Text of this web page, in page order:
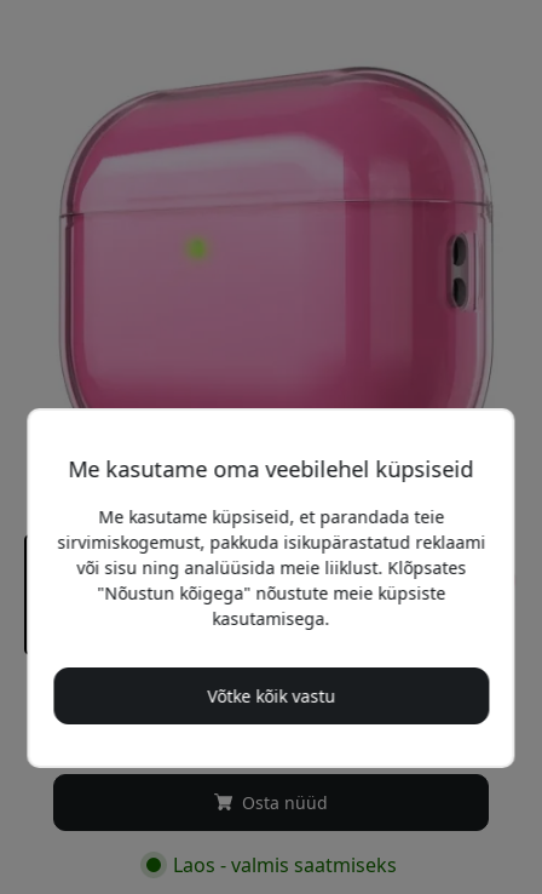
Soovitatav hind
19.99 EUR
Osta nüüd
Laos - valmis saatmiseks
Me kasutame oma veebilehel küpsiseid
Me kasutame küpsiseid, et parandada teie
sirvimiskogemust, pakkuda isikupärastatud reklaami
või sisu ning analüüsida meie liiklust. Klõpsates
"Nõustun kõigega" nõustute meie küpsiste
kasutamisega.
Võtke kõik vastu